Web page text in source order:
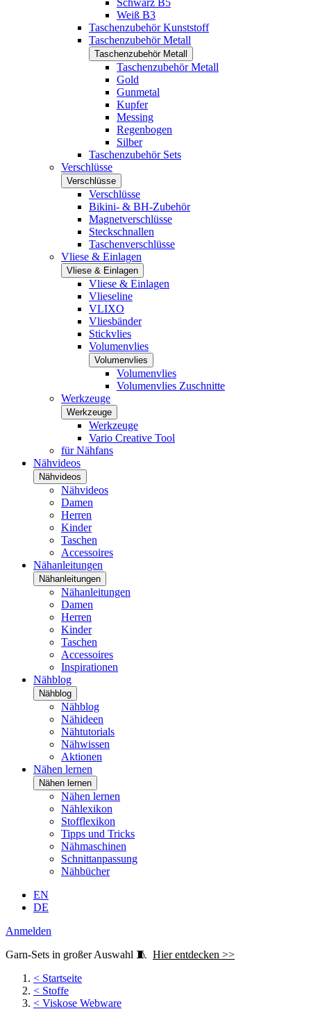
Schwarz B5
Weiß B3
Taschenzubehör Kunststoff
Taschenzubehör Metall
Taschenzubehör Metall
Taschenzubehör Metall
Gold
Gunmetal
Kupfer
Messing
Regenbogen
Silber
Taschenzubehör Sets
Verschlüsse
Verschlüsse
Verschlüsse
Bikini- & BH-Zubehör
Magnetverschlüsse
Steckschnallen
Taschenverschlüsse
Vliese & Einlagen
Vliese & Einlagen
Vliese & Einlagen
Vlieseline
VLIXO
Vliesbänder
Stickvlies
Volumenvlies
Volumenvlies
Volumenvlies
Volumenvlies Zuschnitte
Werkzeuge
Werkzeuge
Werkzeuge
Vario Creative Tool
für Nähfans
Nähvideos
Nähvideos
Nähvideos
Damen
Herren
Kinder
Taschen
Accessoires
Nähanleitungen
Nähanleitungen
Nähanleitungen
Damen
Herren
Kinder
Taschen
Accessoires
Inspirationen
Nähblog
Nähblog
Nähblog
Nähideen
Nähtutorials
Nähwissen
Aktionen
Nähen lernen
Nähen lernen
Nähen lernen
Nählexikon
Stofflexikon
Tipps und Tricks
Nähmaschinen
Schnittanpassung
Nähbücher
EN
DE
Anmelden
Garn-Sets in großer Auswahl 🧵 Hier entdecken >>
< Startseite
< Stoffe
< Viskose Webware